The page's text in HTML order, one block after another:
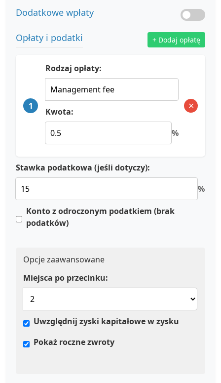
Dodatkowe wpłaty
Opłaty i podatki + Dodaj opłatę
1
Rodzaj opłaty:
Kwota:
%
×
Stawka podatkowa (jeśli dotyczy):
%
Konto z odroczonym podatkiem (brak
podatków)
Opcje zaawansowane
Miejsca po przecinku:
Uwzględnij zyski kapitałowe w zysku
Pokaż roczne zwroty